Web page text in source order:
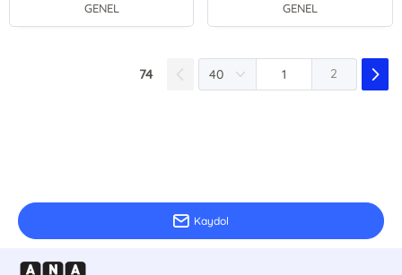
GENEL
GENEL
74 2
Kaydol